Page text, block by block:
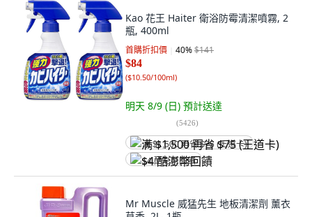
Kao 花王 Haiter 衛浴防霉清潔噴霧, 2
瓶, 400ml
首購折扣價 40%$141
$84
($10.50/100ml)
明天 8/9 (日) 預計送達
(5426)
满 $1,500 再省 $75 (王道卡)
$4 酷澎幣回饋
Mr Muscle 威猛先生 地板清潔劑 薰衣